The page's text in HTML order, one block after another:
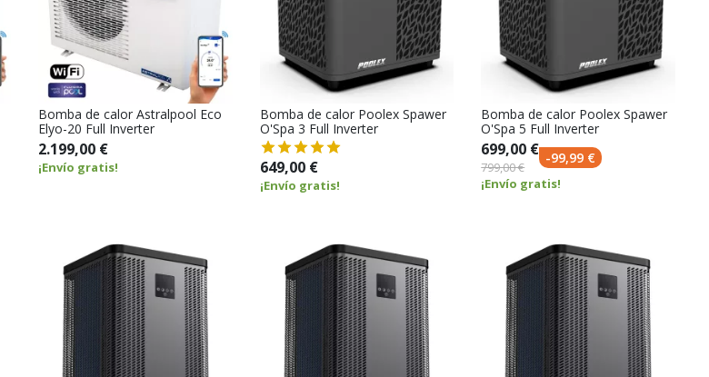
Bomba de calor Astralpool Eco
Elyo-20 Full Inverter
2.199,00 €
¡Envío gratis!
Bomba de calor Poolex Spawer
O'Spa 3 Full Inverter
649,00 €
¡Envío gratis!
Bomba de calor Poolex Spawer
O'Spa 5 Full Inverter
699,00 €
799,00 €
-99,99 €
¡Envío gratis!